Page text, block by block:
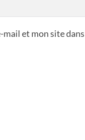
et mon site